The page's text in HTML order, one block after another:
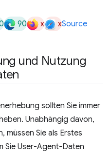
90 x xSource
und Nutzung
sollten Sie immer
Unabhängig davon,
müssen Sie als Erstes
Sie User-Agent-Daten